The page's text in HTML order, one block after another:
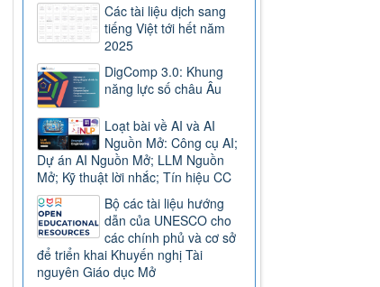
Các tài liệu dịch sang
tiếng Việt tới hết năm
2025
DigComp 3.0: Khung
năng lực số châu Âu
Loạt bài về AI và AI
Nguồn Mở: Công cụ AI;
Dự án AI Nguồn Mở; LLM Nguồn
Mở; Kỹ thuật lời nhắc; Tín hiệu CC
Bộ các tài liệu hướng
dẫn của UNESCO cho
các chính phủ và cơ sở
để triển khai Khuyến nghị Tài
nguyên Giáo dục Mở